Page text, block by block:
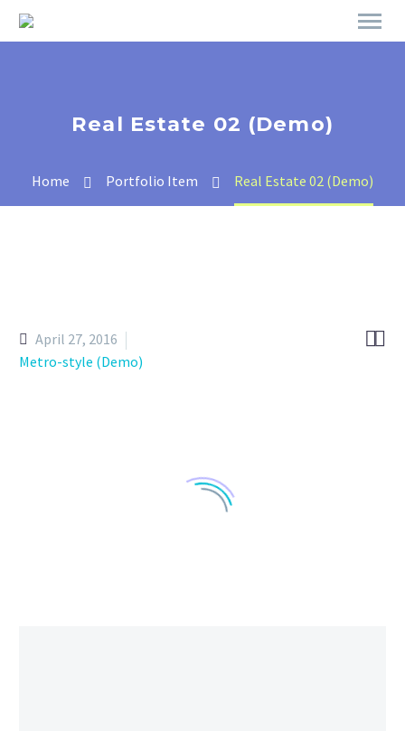
Real Estate 02 (Demo)
Home Portfolio Item Real Estate 02 (Demo)

April 27, 2016
Metro-style (Demo)